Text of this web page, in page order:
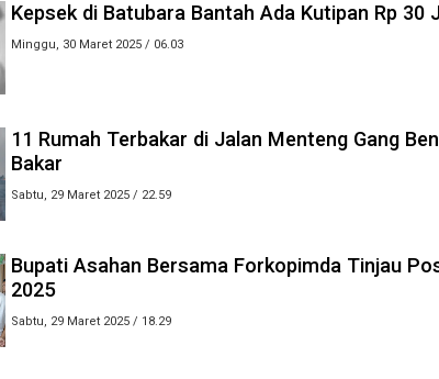
Kepsek di Batubara Bantah Ada Kutipan Rp 30
Minggu, 30 Maret 2025 / 06.03
11 Rumah Terbakar di Jalan Menteng Gang
Bakar
Sabtu, 29 Maret 2025 / 22.59
Bupati Asahan Bersama Forkopimda Tinjau
2025
Sabtu, 29 Maret 2025 / 18.29